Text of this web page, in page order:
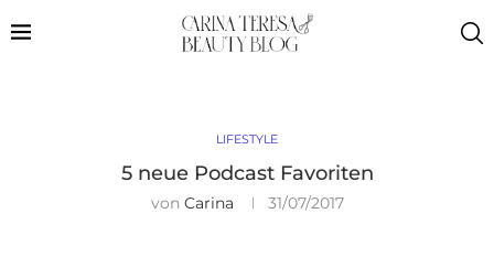
LIFESTYLE
5 neue Podcast Favoriten
von Carina 31/07/2017